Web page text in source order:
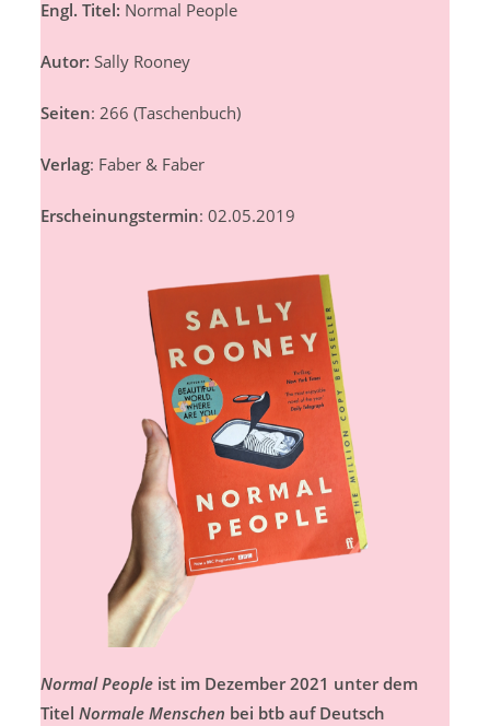
Engl. Titel: Normal People
Autor: Sally Rooney
Seiten: 266 (Taschenbuch)
Verlag: Faber & Faber
Erscheinungstermin: 02.05.2019
Normal People ist im Dezember 2021 unter dem
TitelNormale Menschen bei btb auf Deutsch